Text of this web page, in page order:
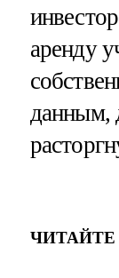
аренду
данным,